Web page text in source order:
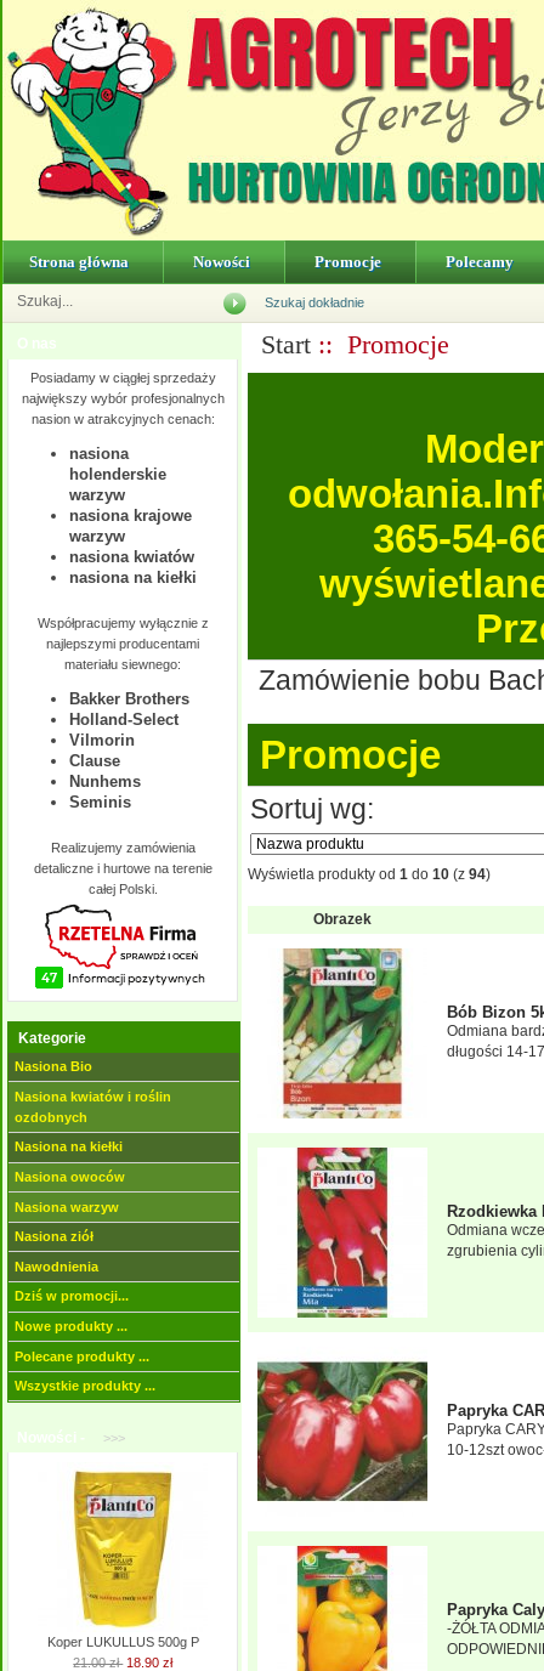
Strona główna Nowości Promocje Polecamy
Szukaj dokładnie
O nas
Posiadamy w ciągłej sprzedaży
największy wybór profesjonalnych
nasion w atrakcyjnych cenach:
nasiona
holenderskie
warzyw
nasiona krajowe
warzyw
nasiona kwiatów
nasiona na kiełki
Współpracujemy wyłącznie z
najlepszymi producentami
materiału siewnego:
Bakker Brothers
Holland-Select
Vilmorin
Clause
Nunhems
Seminis
Realizujemy zamówienia
detaliczne i hurtowe na terenie
całej Polski.
Kategorie
Nasiona Bio
Nasiona kwiatów i roślin
ozdobnych
Nasiona na kiełki
Nasiona owoców
Nasiona warzyw
Nasiona ziół
Nawodnienia
Dziś w promocji...
Nowe produkty ...
Polecane produkty ...
Wszystkie produkty ...
Nowości - >>>
Koper LUKULLUS 500g P
21.00 zł 18.90 zł
Start:: Promocje
365-54-
Zamówienie bobu
Promocje
Sortuj wg:
Wyświetla produkty od 1 do 10 (z 94)
Obrazek
Bób Bizon
Odmiana
długości 14-
Rzodkiewka
Odmiana
zgrubienia
Papryka
Papryka
10-12szt
Papryka
-ŻÓŁTA